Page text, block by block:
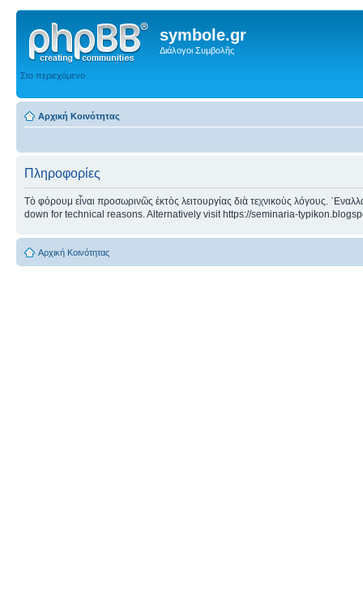
symbole.gr
Διάλογοι Συμβολῆς
Στο περιεχόμενο
Αρχική Κοινότητας
Πληροφορίες
Τὸ φόρουμ εἶναι προσωρινῶς ἐκτὸς λειτουργίας διὰ τεχνικοὺς λόγους.
down for technical reasons. Alternatively visit https://seminaria-
Αρχική Κοινότητας